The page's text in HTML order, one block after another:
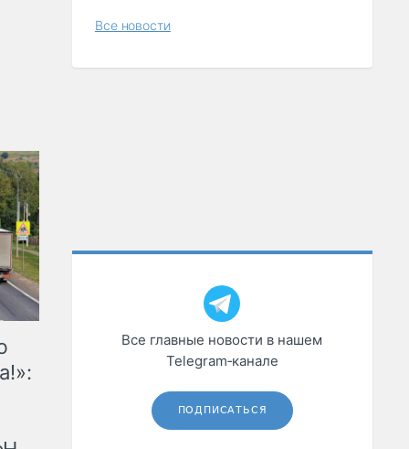
Все новости
Все главные новости в нашем
Telegram‑канале
ПОДПИСАТЬСЯ